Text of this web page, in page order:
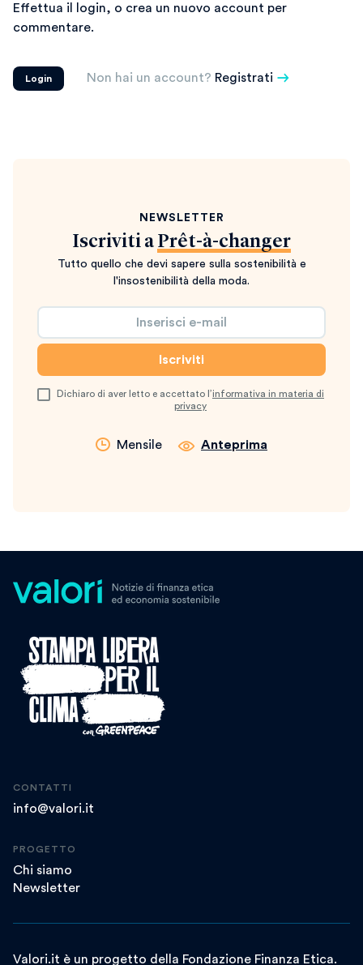
Effettua il login, o crea un nuovo account per
commentare.
Login Non hai un account? Registrati
NEWSLETTER
Iscriviti a Prêt-à-changer
Tutto quello che devi sapere sulla sostenibilità e
l'insostenibilità della moda.
Dichiaro di aver letto e accettato l’informativa in materia di
privacy
Mensile Anteprima
CONTATTI
info@valori.it
PROGETTO
Chi siamo
Newsletter
Valori.it è un progetto della Fondazione Finanza Etica.